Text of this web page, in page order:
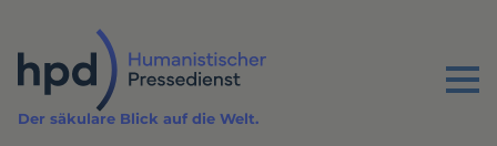
Inhalt
Menu
Der säkulare Blick auf die Welt.